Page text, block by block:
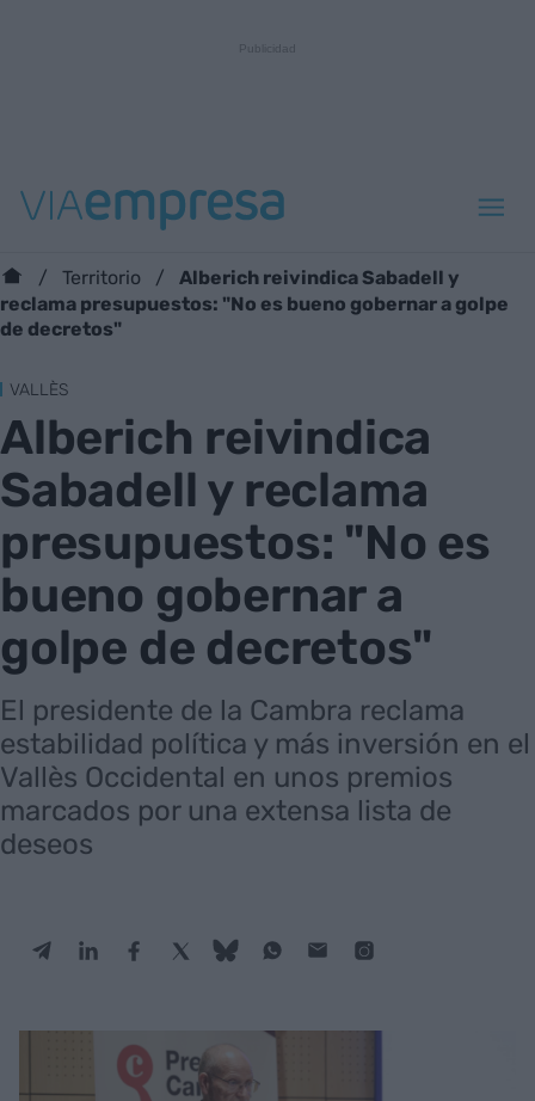
Territorio
Alberich reivindica Sabadell y
reclama presupuestos: "No es bueno gobernar a golpe
de decretos"
VALLÈS
Alberich reivindica
Sabadell y reclama
presupuestos: "No es
bueno gobernar a
golpe de decretos"
El presidente de la Cambra reclama
estabilidad política y más inversión en el
Vallès Occidental en unos premios
marcados por una extensa lista de
deseos